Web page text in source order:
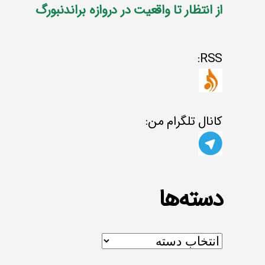
از انتظار تا واقعیت در دروازه براندنبورگ
RSS:
کانال تلگرام من:
دسته‌ها
دسته‌ها